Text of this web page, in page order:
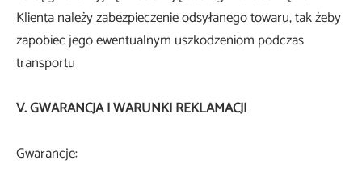
Klienta należy zabezpieczenie odsyłanego towaru, tak żeby
zapobiec jego ewentualnym uszkodzeniom podczas
transportu
V. GWARANCJA I WARUNKI REKLAMACJI
Gwarancje: